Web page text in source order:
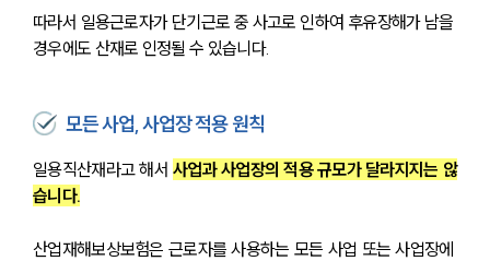
따라서 일용근로자가 단기근로 중 사고로 인하여 후유장해가 남을
경우에도 산재로 인정될 수 있습니다.
모든 사업, 사업장 적용 원칙
일용직산재라고 해서 사업과 사업장의 적용 규모가 달라지지는 않
습니다.
산업재해보상보험은 근로자를 사용하는 모든 사업 또는 사업장에